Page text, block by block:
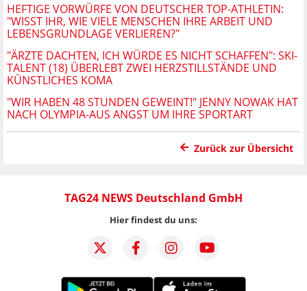
HEFTIGE VORWÜRFE VON DEUTSCHER TOP-ATHLETIN:
"WISST IHR, WIE VIELE MENSCHEN IHRE ARBEIT UND
LEBENSGRUNDLAGE VERLIEREN?"
"ÄRZTE DACHTEN, ICH WÜRDE ES NICHT SCHAFFEN": SKI-
TALENT (18) ÜBERLEBT ZWEI HERZSTILLSTÄNDE UND
KÜNSTLICHES KOMA
"WIR HABEN 48 STUNDEN GEWEINT!" JENNY NOWAK HAT
NACH OLYMPIA-AUS ANGST UM IHRE SPORTART
Zurück zur Übersicht
TAG24 NEWS Deutschland GmbH
Hier findest du uns: